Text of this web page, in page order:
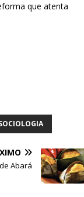
que atenta
Abará